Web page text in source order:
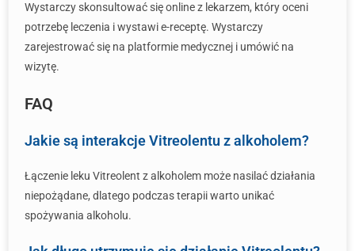
Wystarczy skonsultować się online z lekarzem, który oceni
potrzebę leczenia i wystawi e-receptę. Wystarczy
zarejestrować się na platformie medycznej i umówić na
wizytę.
FAQ
Jakie są interakcje Vitreolentu z alkoholem?
Łączenie leku Vitreolent z alkoholem może nasilać działania
niepożądane, dlatego podczas terapii warto unikać
spożywania alkoholu.